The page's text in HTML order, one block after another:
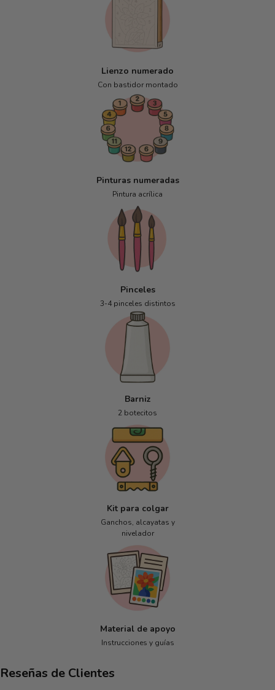
Lienzo numerado
Con bastidor montado
Pinturas numeradas
Pintura acrílica
Pinceles
3-4 pinceles distintos
Barniz
2 botecitos
Kit para colgar
Ganchos, alcayatas y
nivelador
Material de apoyo
Instrucciones y guías
Reseñas de Clientes